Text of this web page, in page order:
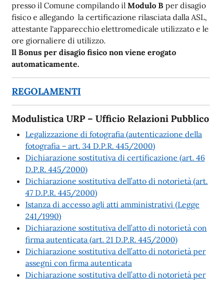
presso il Comune compilando il Modulo B per disagio
fisico e allegando la certificazione rilasciata dalla ASL,
attestante l'apparecchio elettromedicale utilizzato e le
ore giornaliere di utilizzo.
ll Bonus per disagio fisico non viene erogato
automaticamente.
REGOLAMENTI
Modulistica URP – Ufficio Relazioni Pubblico
Legalizzazione di fotografia (autenticazione della
fotografia – art. 34 D.P.R. 445/2000)
Dichiarazione sostitutiva di certificazione (art. 46
D.P.R. 445/2000)
Dichiarazione sostitutiva dell’atto di notorietà (art.
47 D.P.R. 445/2000)
Istanza di accesso agli atti amministrativi (Legge
241/1990)
Dichiarazione sostitutiva dell’atto di notorietà con
firma autenticata (art. 21 D.P.R. 445/2000)
Dichiarazione sostitutiva dell’atto di notorietà per
assegni con firma autenticata
Dichiarazione sostitutiva dell’atto di notorietà per